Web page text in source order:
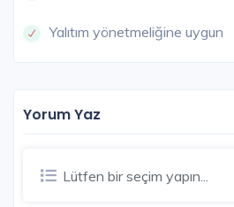
Yalıtım yönetmeliğine uygun
Yorum Yaz
Lütfen bir seçim yapın...